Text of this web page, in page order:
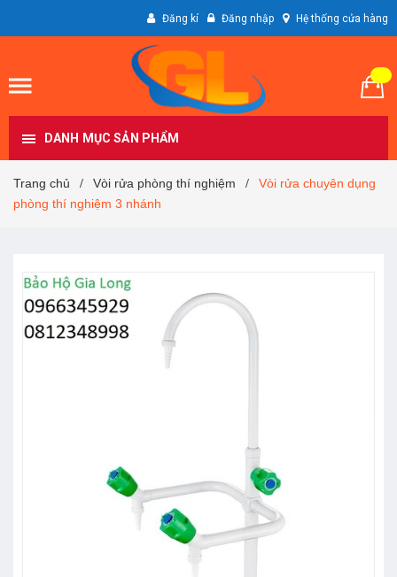
Đăng kí Đăng nhập Hệ thống cửa hàng
DANH MỤC SẢN PHẨM
Trang chủ / Vòi rửa phòng thí nghiệm /
Vòi rửa chuyên dụng
phòng thí nghiệm 3 nhánh